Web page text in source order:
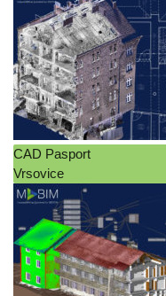
CAD Pasport
Vrsovice